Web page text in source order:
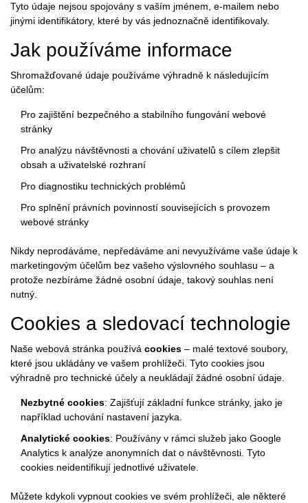
Tyto údaje nejsou spojovány s vaším jménem, e-mailem nebo
jinými identifikátory, které by vás jednoznačně identifikovaly.
Jak používáme informace
Shromažďované údaje používáme výhradně k následujícím
účelům:
Pro zajištění bezpečného a stabilního fungování webové
stránky
Pro analýzu návštěvnosti a chování uživatelů s cílem zlepšit
obsah a uživatelské rozhraní
Pro diagnostiku technických problémů
Pro splnění právních povinností souvisejících s provozem
webové stránky
Nikdy neprodáváme, nepředáváme ani nevyužíváme vaše údaje k
marketingovým účelům bez vašeho výslovného souhlasu – a
protože nezbíráme žádné osobní údaje, takový souhlas není
nutný.
Cookies a sledovací technologie
Naše webová stránka používá cookies – malé textové soubory,
které jsou ukládány ve vašem prohlížeči. Tyto cookies jsou
výhradně pro technické účely a neukládají žádné osobní údaje.
Nezbytné cookies: Zajišťují základní funkce stránky, jako je
například uchování nastavení jazyka.
Analytické cookies: Používány v rámci služeb jako Google
Analytics k analýze anonymních dat o návštěvnosti. Tyto
cookies neidentifikují jednotlivé uživatele.
Můžete kdykoli vypnout cookies ve svém prohlížeči, ale některé